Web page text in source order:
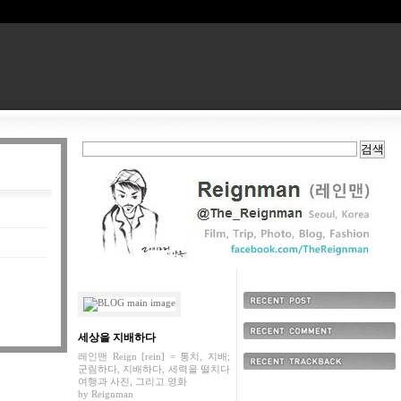
세상을 지배하다
레인맨 Reign [rein] = 통치, 지배;
군림하다, 지배하다, 세력을 떨치다
여행과 사진, 그리고 영화
by Reignman